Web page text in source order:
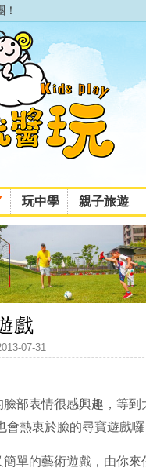
玩中學 親子旅遊
戲
07-31
部表情很感興趣，等
熱衷於臉的尋寶遊戲囉
單的藝術遊戲，由你